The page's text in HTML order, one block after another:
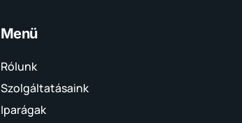
Menü
Rólunk
Szolgáltatásaink
Iparágak